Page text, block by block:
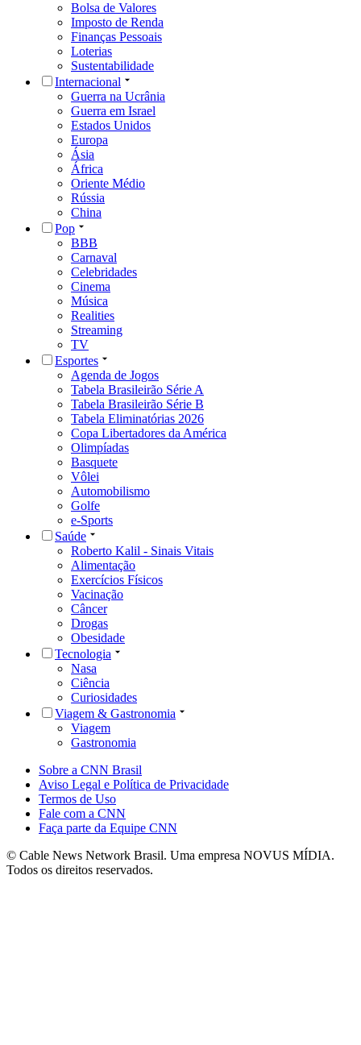
Bolsa de Valores
Imposto de Renda
Finanças Pessoais
Loterias
Sustentabilidade
Internacional
Guerra na Ucrânia
Guerra em Israel
Estados Unidos
Europa
Ásia
África
Oriente Médio
Rússia
China
Pop
BBB
Carnaval
Celebridades
Cinema
Música
Realities
Streaming
TV
Esportes
Agenda de Jogos
Tabela Brasileirão Série A
Tabela Brasileirão Série B
Tabela Eliminatórias 2026
Copa Libertadores da América
Olimpíadas
Basquete
Vôlei
Automobilismo
Golfe
e-Sports
Saúde
Roberto Kalil - Sinais Vitais
Alimentação
Exercícios Físicos
Vacinação
Câncer
Drogas
Obesidade
Tecnologia
Nasa
Ciência
Curiosidades
Viagem & Gastronomia
Viagem
Gastronomia
Sobre a CNN Brasil
Aviso Legal e Política de Privacidade
Termos de Uso
Fale com a CNN
Faça parte da Equipe CNN
© Cable News Network Brasil. Uma empresa NOVUS MÍDIA.
Todos os direitos reservados.